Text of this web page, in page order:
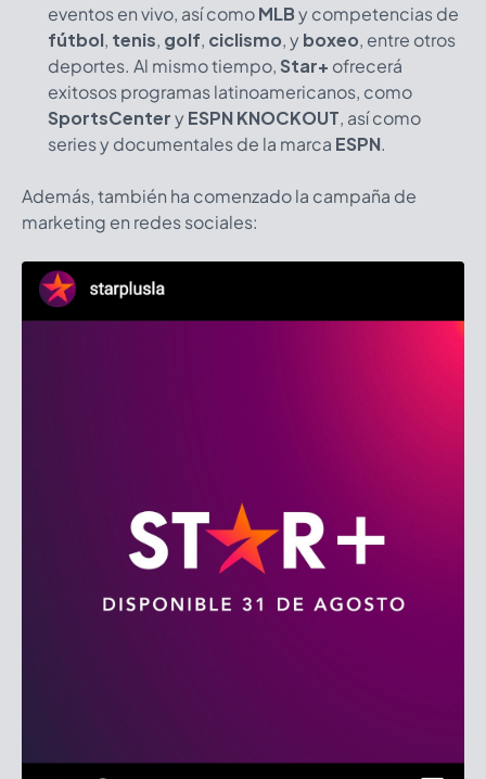
eventos en vivo, así comoMLBy competencias de
fútbol, tenis, golf, ciclismo, yboxeo, entre otros
deportes. Al mismo tiempo, Star+ ofrecerá
exitosos programas latinoamericanos, como
SportsCenteryESPN KNOCKOUT, así como
series y documentales de la marca ESPN.
Además, también ha comenzado la campaña de
marketing en redes sociales: